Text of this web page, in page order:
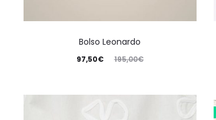
Bolso Leonardo
195,00€
97,50€